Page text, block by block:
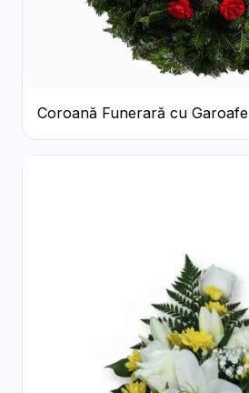
Coroană Funerară cu Garoafe